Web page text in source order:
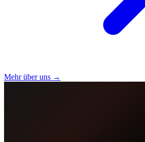
Mehr über uns →